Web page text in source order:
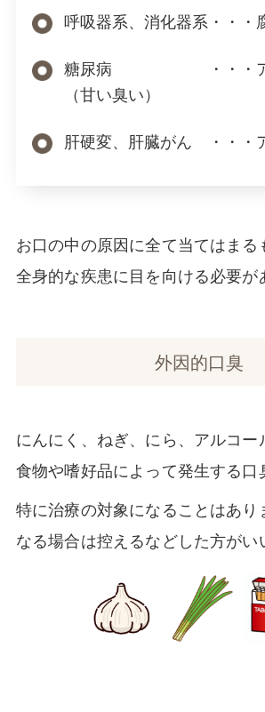
呼吸器系、消化器系・・・
糖尿病 ・・・ア
（甘い臭い）
肝硬変、肝臓がん ・・・
お口の中の原因に全て当てはま
全身的な疾患に目を向ける必要が
外因的口臭
にんにく、ねぎ、にら、アルコー
食物や嗜好品によって発生する口
特に治療の対象になることはあり
なる場合は控えるなどした方がい